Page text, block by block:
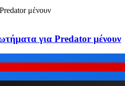
για Predator μένουν